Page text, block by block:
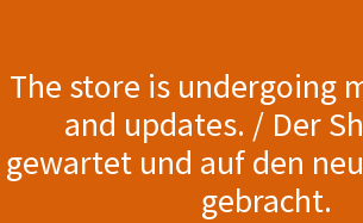
The store is undergoing
and updates. / Der
gewartet und auf den
gebracht.